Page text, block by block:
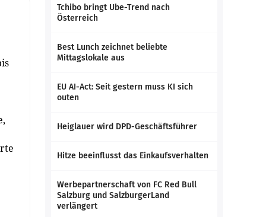
Tchibo bringt Ube-Trend nach
Österreich
Best Lunch zeichnet beliebte
Mittagslokale aus
EU AI-Act: Seit gestern muss KI sich
outen
Heiglauer wird DPD-Geschäftsführer
Hitze beeinflusst das Einkaufsverhalten
Werbepartnerschaft von FC Red Bull
Salzburg und SalzburgerLand
verlängert